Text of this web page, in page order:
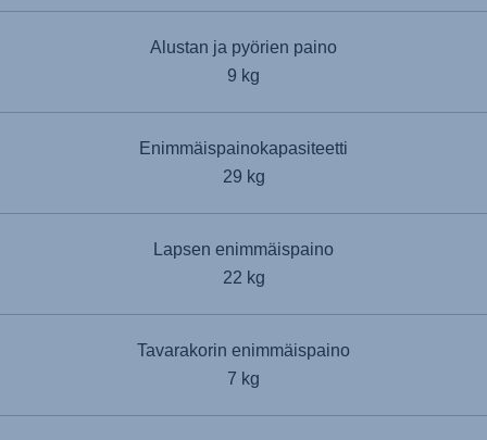
Alustan ja pyörien paino
9 kg
Enimmäispainokapasiteetti
29 kg
Lapsen enimmäispaino
22 kg
Tavarakorin enimmäispaino
7 kg